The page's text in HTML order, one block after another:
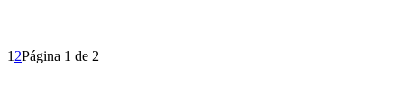
1 2Página 1 de 2